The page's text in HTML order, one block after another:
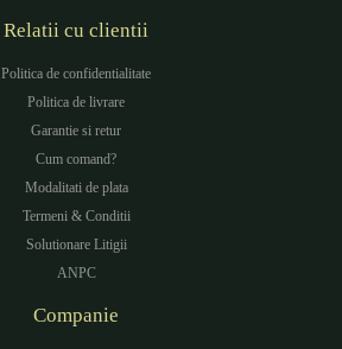
Relatii cu clientii
Politica de confidentialitate
Politica de livrare
Garantie si retur
Cum comand?
Modalitati de plata
Termeni & Conditii
Solutionare Litigii
ANPC
Companie